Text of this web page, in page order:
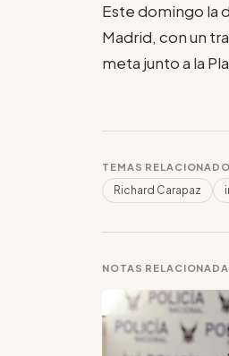
Este domingo la
Madrid, con un
meta junto a la
TEMAS
Richard Carapaz
NOTAS